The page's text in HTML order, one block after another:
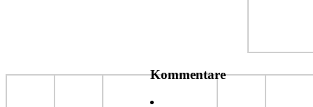
Kommentare